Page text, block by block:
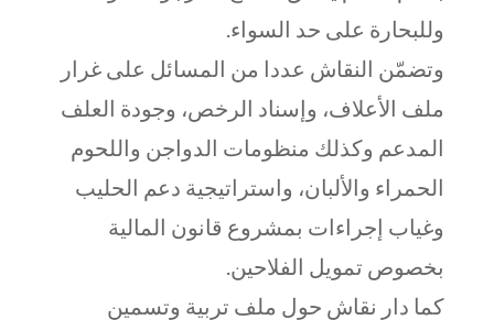
وللبحارة على حد السواء.
وتضمّن النقاش عددا من المسائل على غرار
ملف الأعلاف، وإسناد الرخص، وجودة العلف
المدعم وكذلك منظومات الدواجن واللحوم
الحمراء والألبان، واستراتيجية دعم الحليب
وغياب إجراءات بمشروع قانون المالية
بخصوص تمويل الفلاحين.
كما دار نقاش حول ملف تربية وتسمين